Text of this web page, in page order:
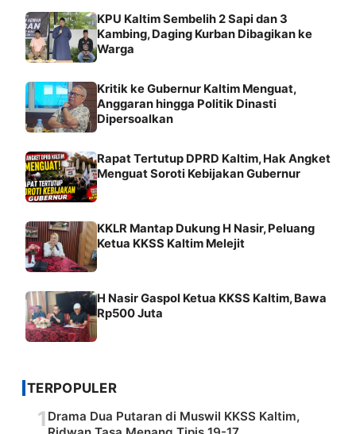
KPU Kaltim Sembelih 2 Sapi dan 3
Kambing, Daging Kurban Dibagikan ke
Warga
Kritik ke Gubernur Kaltim Menguat,
Anggaran hingga Politik Dinasti
Dipersoalkan
Rapat Tertutup DPRD Kaltim, Hak Angket
Menguat Soroti Kebijakan Gubernur
KKLR Mantap Dukung H Nasir, Peluang
Ketua KKSS Kaltim Melejit
H Nasir Gaspol Ketua KKSS Kaltim, Bawa
Rp500 Juta
TERPOPULER
1 Drama Dua Putaran di Muswil KKSS Kaltim,